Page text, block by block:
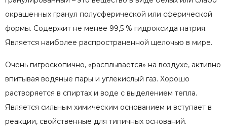
окрашенных гранул полусферической или сферической
формы. Содержит не менее 99,5 % гидроксида натрия.
Является наиболее распространенной щелочью в мире.
Очень гигроскопично, «расплывается» на воздухе, активно
впитывая водяные пары и углекислый газ. Хорошо
растворяется в спиртах и воде с выделением тепла.
Является сильным химическим основанием и вступает в
реакции, свойственные для типичных оснований.